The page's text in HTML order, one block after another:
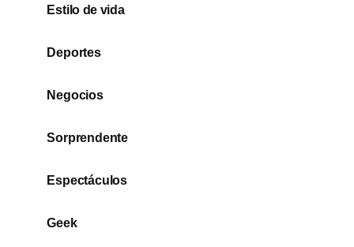
Estilo de vida
Deportes
Negocios
Sorprendente
Espectáculos
Geek